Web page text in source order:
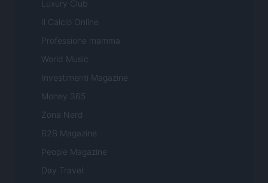
Luxury Club
Il Calcio Online
Professione mamma
World Music
Investimenti Magazine
Money 365
Zona Nerd
B2B Magazine
People Magazine
Day Travel